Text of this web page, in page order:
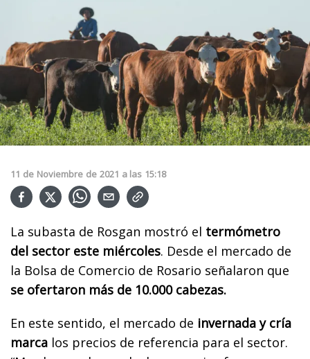
11 de Noviembre de 2021 a las 15:18
La subasta de Rosgan mostró el termómetro
del sector este miércoles. Desde el mercado de
la Bolsa de Comercio de Rosario señalaron que
se ofertaron más de 10.000 cabezas.
En este sentido, el mercado de invernada y cría
marca los precios de referencia para el sector.